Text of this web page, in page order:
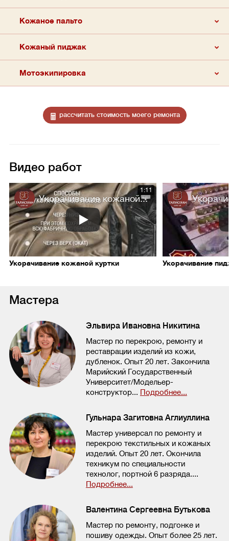
Кожаное пальто
Кожаный пиджак
Мотоэкипировка
рассчитать стоимость моего ремонта
Видео работ
Укорачивание кожаной...
1:11
Укорачивание кожаной куртки Укорачивание
Мастера
Эльвира Ивановна Никитина
Мастер по перекрою, ремонту и
реставрации изделий из кожи,
дубленок. Опыт 20 лет. Закончила
Марийский Государственный
Университет/Модельер-
конструктор... Подробнее...
Гульнара Загитовна Аглиуллина
Мастер универсал по ремонту и
перекрою текстильных и кожаных
изделий. Опыт 20 лет. Окончила
техникум по специальности
технолог, портной 6 разряда....
Подробнее...
Валентина Сергеевна Бутькова
Мастер по ремонту, подгонке и
пошиву одежды. Опыт более 25 лет.